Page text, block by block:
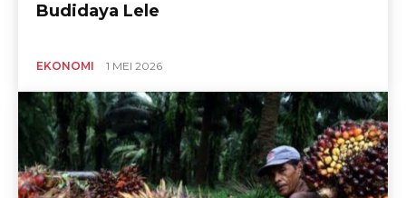
Budidaya Lele
EKONOMI 1 MEI 2026